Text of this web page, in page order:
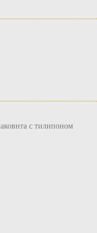
с тилипоном